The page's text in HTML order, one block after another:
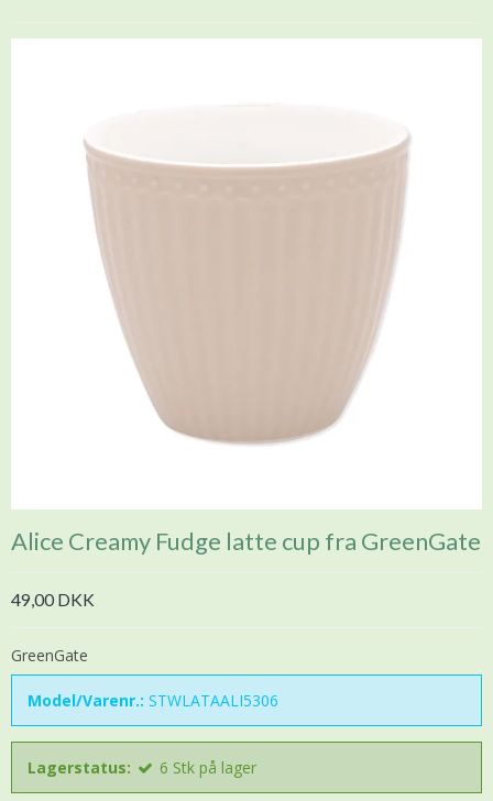
Alice Creamy Fudge latte cup fra GreenGate
49,00 DKK
GreenGate
Model/Varenr.: STWLATAALI5306
Lagerstatus: 6 Stk på lager